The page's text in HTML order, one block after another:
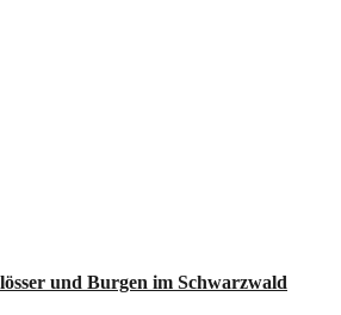
und Burgen im Schwarzwald